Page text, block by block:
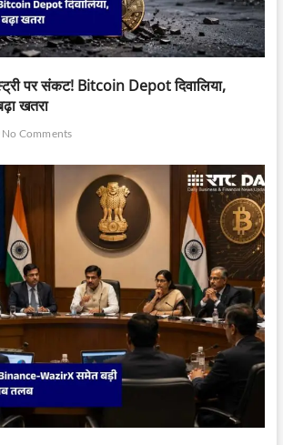
पर संकट! Bitcoin Depot दिवालिया,
खतरा
No Comments